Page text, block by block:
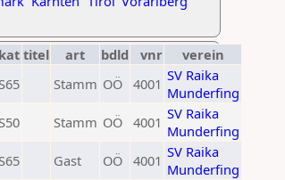
kat titel art bdld vnr
verein
S65 Stamm OÖ 4001 SV Raika
Munderfing
S50 Stamm OÖ 4001 SV Raika
Munderfing
S65 Gast OÖ 4001 SV Raika
Munderfing